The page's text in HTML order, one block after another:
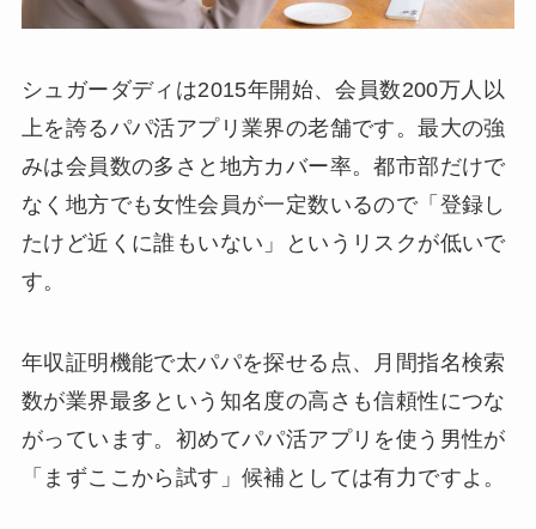
シュガーダディは2015年開始、会員数200万人以
上を誇るパパ活アプリ業界の老舗です。最大の強
みは会員数の多さと地方カバー率。都市部だけで
なく地方でも女性会員が一定数いるので「登録し
たけど近くに誰もいない」というリスクが低いで
す。
年収証明機能で太パパを探せる点、月間指名検索
数が業界最多という知名度の高さも信頼性につな
がっています。初めてパパ活アプリを使う男性が
「まずここから試す」候補としては有力ですよ。